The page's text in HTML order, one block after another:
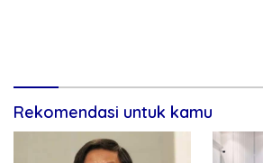
Rekomendasi untuk kamu